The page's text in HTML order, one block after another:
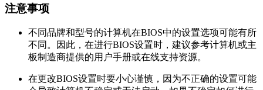
注意事项
不同品牌和型号的计算机在BIOS中的设置选项可能有所
不同。因此，在进行BIOS设置时，建议参考计算机或主
板制造商提供的用户手册或在线支持资源。
在更改BIOS设置时要小心谨慎，因为不正确的设置可能